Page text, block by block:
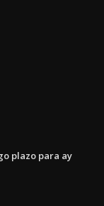
plazo para ay